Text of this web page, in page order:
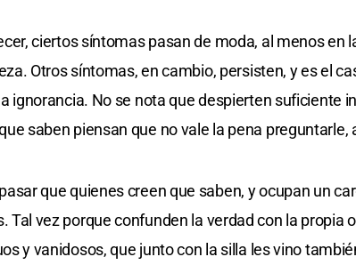
ciertos síntomas pasan de moda, al menos en
Otros síntomas, en cambio, persisten, y es el
ignorancia. No se nota que despierten suficiente
saben piensan que no vale la pena preguntarle,
que quienes creen que saben, y ocupan un
Tal vez porque confunden la verdad con la propia
y vanidosos, que junto con la silla les vino